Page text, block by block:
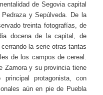
de Segovia capital
y Sepúlveda. De la
treinta fotografías, de
docena de la capital, de
la serie otras tantas
de los campos de cereal.
Zamora y su provincia tiene
protagonista, con
aún en pie de Puebla